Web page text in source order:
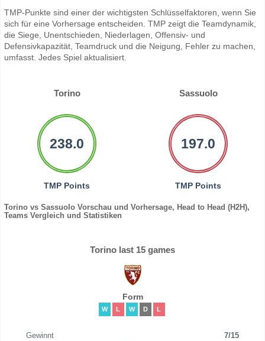
TMP-Punkte sind einer der wichtigsten Schlüsselfaktoren, wenn Sie
sich für eine Vorhersage entscheiden. TMP zeigt die Teamdynamik,
die Siege, Unentschieden, Niederlagen, Offensiv- und
Defensivkapazität, Teamdruck und die Neigung, Fehler zu machen,
umfasst. Jedes Spiel aktualisiert.
Torino Sassuolo
238.0
TMP Points
197.0
TMP Points
Torino vs Sassuolo Vorschau und Vorhersage, Head to Head (H2H),
Teams Vergleich und Statistiken
Torino last 15 games
Form
W L W D L
Gewinnt 7/15